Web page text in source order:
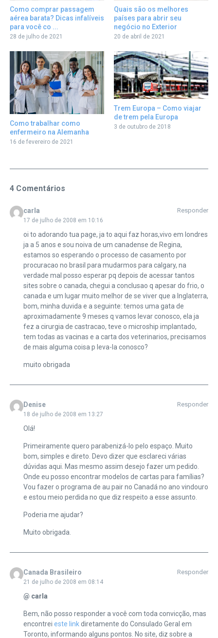
Como comprar passagem
aérea barata? Dicas infalíveis
para você co ...
28 de julho de 2021
Quais são os melhores
países para abrir seu
negócio no Exterior
20 de abril de 2021
Como trabalhar como
enfermeiro na Alemanha
16 de fevereiro de 2021
Trem Europa – Como viajar
de trem pela Europa
3 de outubro de 2018
4 Comentários
carla
17 de julho de 2008 em 10:16
Responder
oi to adorando tua page, ja to aqui faz horas,vivo em londres
ja a 5 anos e sou noiva de um canadense de Regina,
estamos so esperando o processo de casamento por
procuracao no brasil para mudarmos para calgary, na
verdade mal posso esperar pq depois de acessar tantos
sites sobre o canada, chegui a conclusao q apesar do frio, o
canada e um lugar muito melhor de se viver que a Inglaterra,
bom, minha duvida e a seguinte: temos uma gata de
aproximadamente 9 meses q vamos levar conosco, ela ja
fez a cirurgia de castracao, teve o microship implantado,
tem todas as vacinas e a carta dos veterinarios, precisamos
de mais alguma coisa p leva-la conosco?
muito obrigada
Denise
18 de julho de 2008 em 13:27
Responder
Olá!
Primeiramente quero parabenizá-lo pelo espaço. Muito
bom, simples e direto. Devo dizer que esclareci várias
dúvidas aqui. Mas mesmo assim desejo fazer um pedido.
Onde eu posso encontrar modelos de cartas para famílias?
Vou fazer o programa de au pair no Canadá no ano vindouro
e estou meio perdida no que diz respeito a esse assunto.
Poderia me ajudar?
Muito obrigada.
Canada Brasileiro
21 de julho de 2008 em 08:14
Responder
@ carla
Bem, não posso responder a você com toda convicção, mas
encontrei este linkdiretamente do Consulado Geral em
Toronto, informando alguns pontos. No site, diz sobre a